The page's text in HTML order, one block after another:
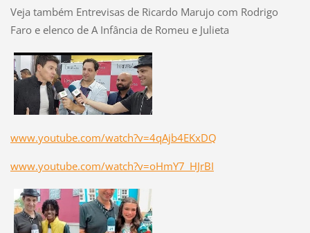
Veja também Entrevisas de Ricardo Marujo com Rodrigo
Faro e elenco de A Infância de Romeu e Julieta
www.youtube.com/watch?v=4qAjb4EKxDQ
www.youtube.com/watch?v=oHmY7_HJrBI